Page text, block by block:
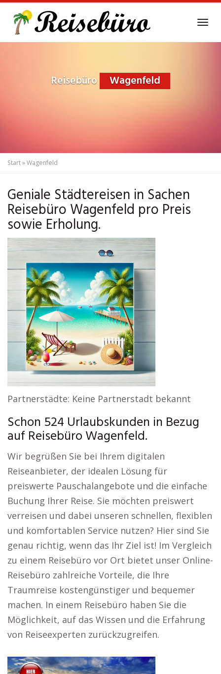
main
Reisebüro Wagenfeld
Start»Wagenfeld
Geniale Städtereisen in Sachen
Reisebüro Wagenfeld pro Preis
sowie Erholung.
Partnerstädte: Keine Partnerstadt bekannt
Schon 524 Urlaubskunden in Bezug
auf Reisebüro Wagenfeld.
Wir begrüßen Sie bei Ihrem digitalen
Reiseanbieter, der idealen Lösung für
preiswerte Pauschalangebote und die einfache
Buchung Ihrer Reise. Sie möchten preiswert
verreisen und dabei unseren schnellen, flexiblen
und komfortablen Service nutzen? Hier sind Sie
genau richtig, wenn das Ihr Ziel ist! Im Vergleich
zu einem Reisebüro vor Ort bietet unser Online-
Reisebüro zahlreiche Vorteile, die Ihre
Traumreise kostengünstiger und bequemer
machen. In einem Reisebüro haben Sie die
Möglichkeit, auf das Wissen und die Erfahrung
von Reiseexperten zurückzugreifen.